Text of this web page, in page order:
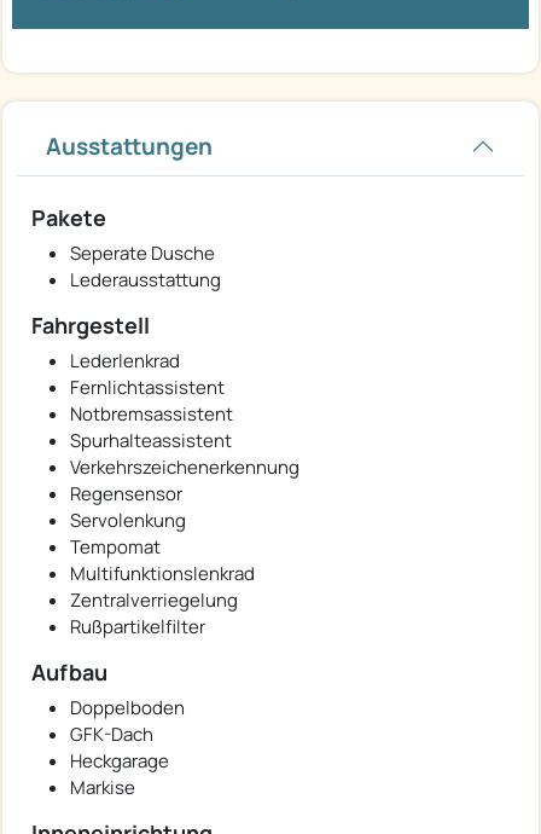
Ausstattungen
Pakete
Seperate Dusche
Lederausstattung
Fahrgestell
Lederlenkrad
Fernlichtassistent
Notbremsassistent
Spurhalteassistent
Verkehrszeichenerkennung
Regensensor
Servolenkung
Tempomat
Multifunktionslenkrad
Zentralverriegelung
Rußpartikelfilter
Aufbau
Doppelboden
GFK-Dach
Heckgarage
Markise